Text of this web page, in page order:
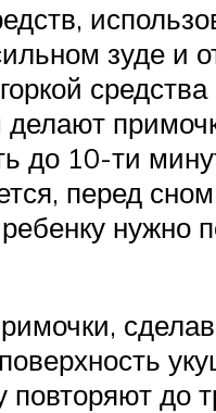
зуде и
до 10-ти
перед
до